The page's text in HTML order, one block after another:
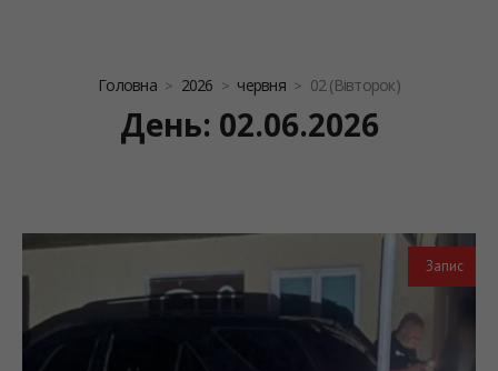
Головна 2026 червня 02 (Вівторок)
День: 02.06.2026
Запис